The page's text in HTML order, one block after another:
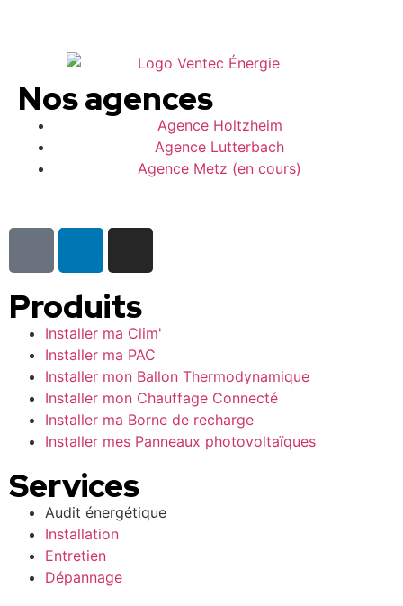
Nos agences
Agence Holtzheim
Agence Lutterbach
Agence Metz (en cours)
Produits
Installer ma Clim'
Installer ma PAC
Installer mon Ballon Thermodynamique
Installer mon Chauffage Connecté
Installer ma Borne de recharge
Installer mes Panneaux photovoltaïques
Services
Audit énergétique
Installation
Entretien
Dépannage